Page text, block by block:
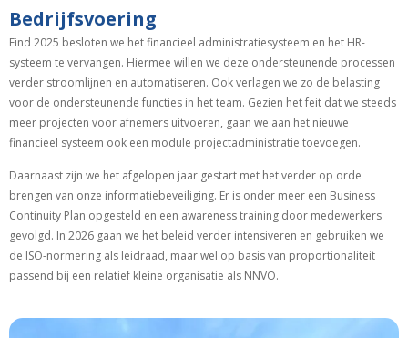
Bedrijfsvoering
Eind 2025 besloten we het financieel administratiesysteem en het HR-
systeem te vervangen. Hiermee willen we deze ondersteunende processen
verder stroomlijnen en automatiseren. Ook verlagen we zo de belasting
voor de ondersteunende functies in het team. Gezien het feit dat we steeds
meer projecten voor afnemers uitvoeren, gaan we aan het nieuwe
financieel systeem ook een module projectadministratie toevoegen.
Daarnaast zijn we het afgelopen jaar gestart met het verder op orde
brengen van onze informatiebeveiliging. Er is onder meer een Business
Continuity Plan opgesteld en een awareness training door medewerkers
gevolgd. In 2026 gaan we het beleid verder intensiveren en gebruiken we
de ISO-normering als leidraad, maar wel op basis van proportionaliteit
passend bij een relatief kleine organisatie als NNVO.